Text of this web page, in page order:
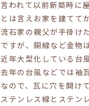
言われて以前新築時に
とは言えお家を建てて
流石家の親父が手掛け
ですが、銅線など金物
近年大型化している台
去年の台風などでは袖
なので、瓦に穴を開け
ステンレス線とステン